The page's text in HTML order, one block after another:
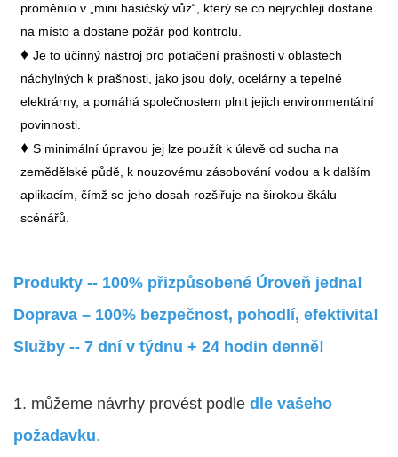
proměnilo v „mini hasičský vůz“, který se co nejrychleji dostane
na místo a dostane požár pod kontrolu.
♦ Je to účinný nástroj pro potlačení prašnosti v oblastech
náchylných k prašnosti, jako jsou doly, ocelárny a tepelné
elektrárny, a pomáhá společnostem plnit jejich environmentální
povinnosti.
♦ S minimální úpravou jej lze použít k úlevě od sucha na
zemědělské půdě, k nouzovému zásobování vodou a k dalším
aplikacím, čímž se jeho dosah rozšiřuje na širokou škálu
scénářů.
Produkty -- 100% přizpůsobené Úroveň jedna!
Doprava – 100% bezpečnost, pohodlí, efektivita!
Služby -- 7 dní v týdnu + 24 hodin denně!
1. můžeme návrhy provést podle dle vašeho
požadavku.